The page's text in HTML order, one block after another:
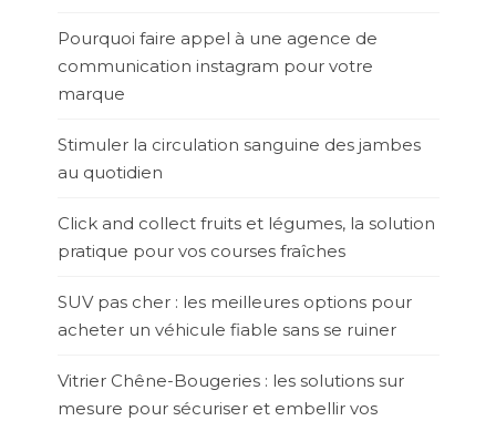
Pourquoi faire appel à une agence de
communication instagram pour votre
marque
Stimuler la circulation sanguine des jambes
au quotidien
Click and collect fruits et légumes, la solution
pratique pour vos courses fraîches
SUV pas cher : les meilleures options pour
acheter un véhicule fiable sans se ruiner
Vitrier Chêne-Bougeries : les solutions sur
mesure pour sécuriser et embellir vos